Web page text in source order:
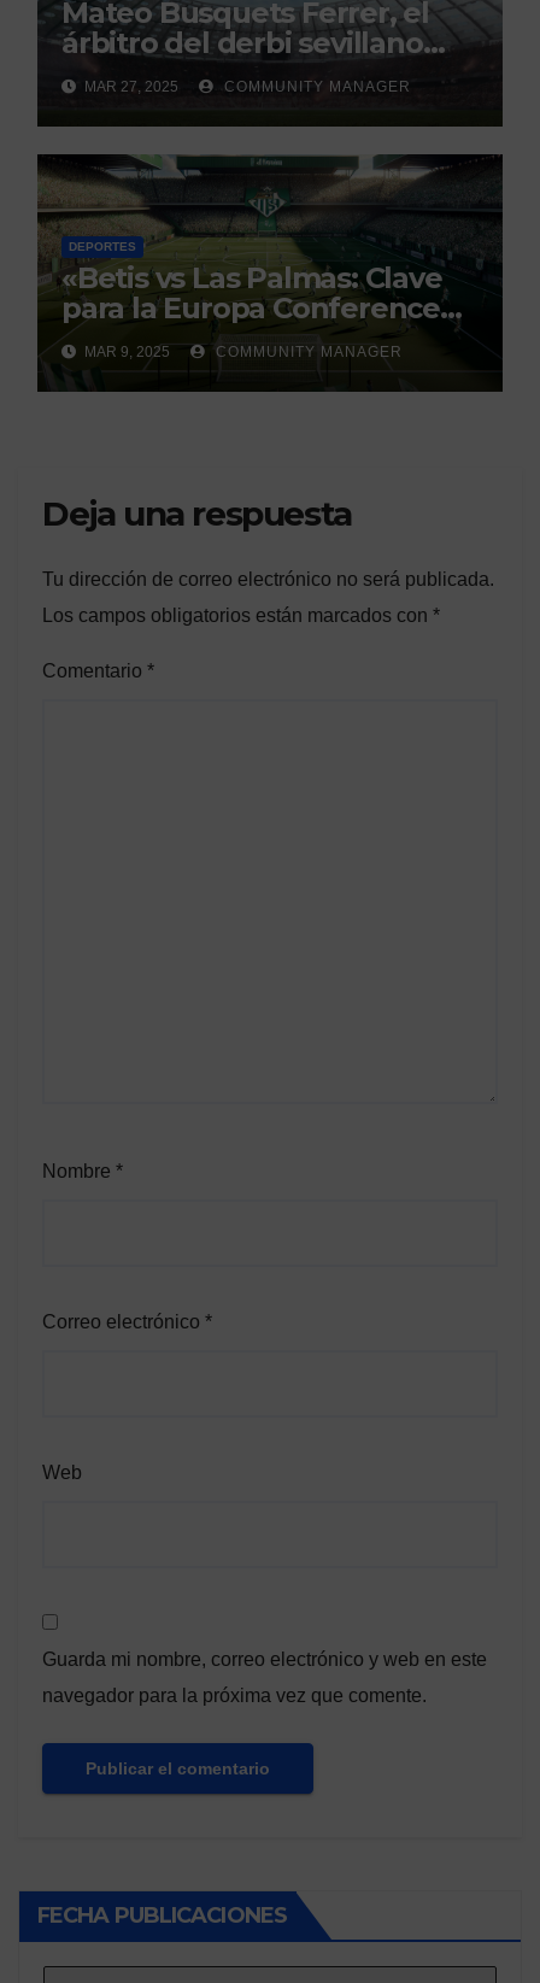
Mateo Busquets Ferrer, el
árbitro del derbi sevillano
con un historial que genera
debate
MAR 27, 2025 COMMUNITY MANAGER
DEPORTES
«Betis vs Las Palmas: Clave
para la Europa Conference
League»
MAR 9, 2025 COMMUNITY MANAGER
Deja una respuesta
Tu dirección de correo electrónico no será publicada.
Los campos obligatorios están marcados con *
Comentario *
Nombre *
Correo electrónico *
Web
Guarda mi nombre, correo electrónico y web en este
navegador para la próxima vez que comente.
FECHA PUBLICACIONES